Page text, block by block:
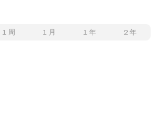
1 周 1 月 1 年 2 年